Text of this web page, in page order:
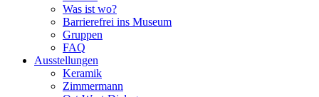
Was ist wo?
Barrierefrei ins Museum
Gruppen
FAQ
Ausstellungen
Keramik
Zimmermann